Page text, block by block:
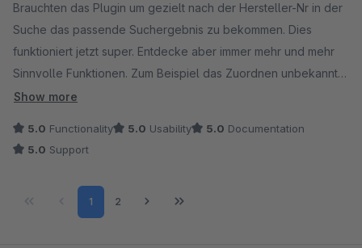
Brauchten das Plugin um gezielt nach der Hersteller-Nr in der
Suche das passende Suchergebnis zu bekommen. Dies
funktioniert jetzt super. Entdecke aber immer mehr und mehr
Sinnvolle Funktionen. Zum Beispiel das Zuordnen unbekannter
Suchbegriffe. Kann man sich aber auch alles im dem gute
jedenfalls schonmal in der Testphase.
Show more
5.0 Functionality 5.0 Usability 5.0 Documentation
5.0 Support
Page
1 Page
2